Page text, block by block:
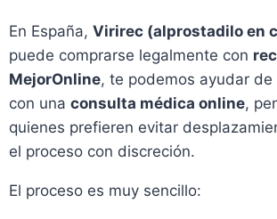
En España, Virirec (alprostadilo en
puede comprarse legalmente con
MejorOnline, te podemos ayudar de
con una consulta médica online,
quienes prefieren evitar
el proceso con discreción.
El proceso es muy sencillo: